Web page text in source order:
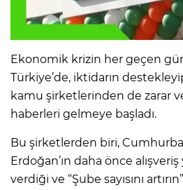
Ekonomik krizin her geçen gün
Türkiye’de, iktidarın
kamu şirketlerinden de zarar
haberleri gelmeye başladı.
Bu şirketlerden biri,
Erdoğan’ın daha önce
verdiği ve “Şube sayısını